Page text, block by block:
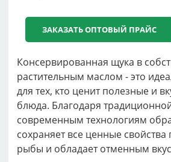
ЗАКАЗАТЬ ОПТОВЫЙ ПРАЙС
Консервированная щука в
растительным маслом - это
для тех, кто ценит полезные и
блюда. Благодаря
современным технологиям
сохраняет все ценные
рыбы и обладает отменным